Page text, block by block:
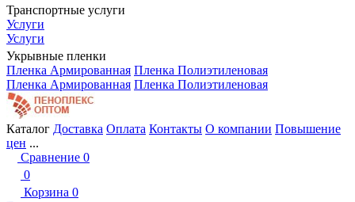
Транспортные услуги
Услуги
Услуги
Укрывные пленки
Пленка Армированная Пленка Полиэтиленовая
Пленка Армированная Пленка Полиэтиленовая
Каталог Доставка Оплата Контакты О компании Повышение
цен ...
Сравнение 0
0
Корзина 0